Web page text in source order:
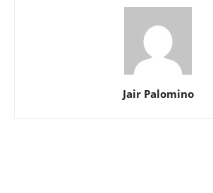
Jair Palomino